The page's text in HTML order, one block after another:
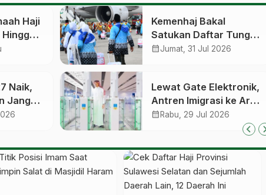
Haji
Kemenhaj Bakal
Satukan Daftar Tunggu
Haji, Antrean Berbasis
calendar_monthJumat, 31 Jul 2026
Naik,
Jangan
Lewat Gate Elektronik,
Antren Imigrasi ke Arab
Saudi Bisa Kini Cepat
calendar_month Rabu, 29 Jul 2026